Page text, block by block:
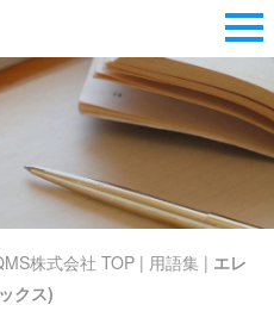
株式会社 TOP | 用語集 | エレ
クス)